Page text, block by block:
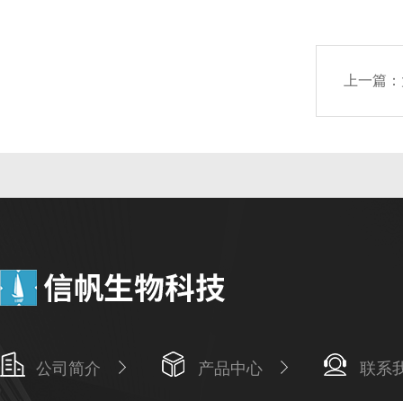
上一篇：
公司简介 产品中心 联系